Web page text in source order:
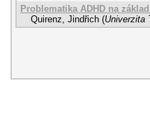
Problematika ADHD na
Quirenz, Jindřich (Univerzita